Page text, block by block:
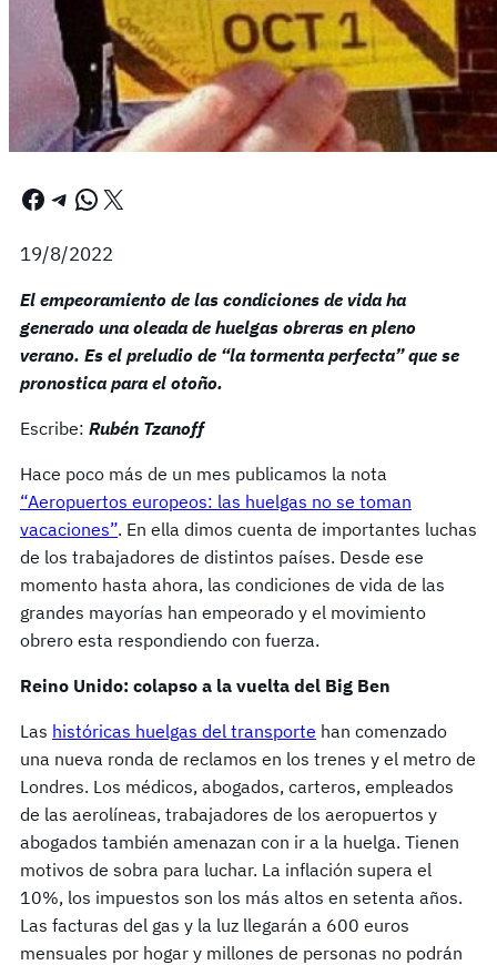
Facebook Telegram WhatsApp X
19/8/2022
El empeoramiento de las condiciones de vida ha
generado una oleada de huelgas obreras en pleno
verano. Es el preludio de “la tormenta perfecta” que se
pronostica para el otoño.
Escribe: Rubén Tzanoff
Hace poco más de un mes publicamos la nota
“Aeropuertos europeos: las huelgas no se toman
vacaciones”. En ella dimos cuenta de importantes luchas
de los trabajadores de distintos países. Desde ese
momento hasta ahora, las condiciones de vida de las
grandes mayorías han empeorado y el movimiento
obrero esta respondiendo con fuerza.
Reino Unido: colapso a la vuelta del Big Ben
Las históricas huelgas del transporte han comenzado
una nueva ronda de reclamos en los trenes y el metro de
Londres. Los médicos, abogados, carteros, empleados
de las aerolíneas, trabajadores de los aeropuertos y
abogados también amenazan con ir a la huelga. Tienen
motivos de sobra para luchar. La inflación supera el
10%, los impuestos son los más altos en setenta años.
Las facturas del gas y la luz llegarán a 600 euros
mensuales por hogar y millones de personas no podrán